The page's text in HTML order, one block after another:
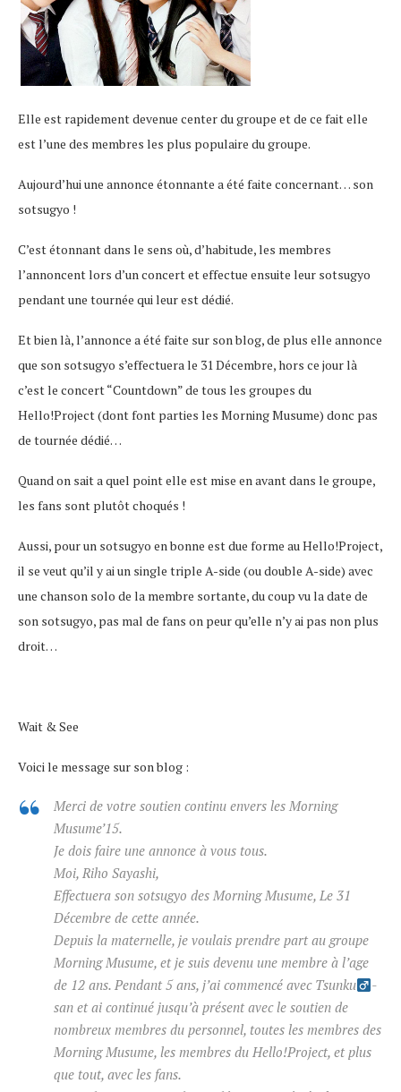
Elle est rapidement devenue center du groupe et de ce fait elle
est l’une des membres les plus populaire du groupe.
Aujourd’hui une annonce étonnante a été faite concernant… son
sotsugyo !
C’est étonnant dans le sens où, d’habitude, les membres
l’annoncent lors d’un concert et effectue ensuite leur sotsugyo
pendant une tournée qui leur est dédié.
Et bien là, l’annonce a été faite sur son blog, de plus elle annonce
que son sotsugyo s’effectuera le 31 Décembre, hors ce jour là
c’est le concert “Countdown” de tous les groupes du
Hello!Project (dont font parties les Morning Musume) donc pas
de tournée dédié…
Quand on sait a quel point elle est mise en avant dans le groupe,
les fans sont plutôt choqués !
Aussi, pour un sotsugyo en bonne est due forme au Hello!Project,
il se veut qu’il y ai un single triple A-side (ou double A-side) avec
une chanson solo de la membre sortante, du coup vu la date de
son sotsugyo, pas mal de fans on peur qu’elle n’y ai pas non plus
droit…
Wait & See
Voici le message sur son blog :
Merci de votre soutien continu envers les Morning
Musume’15.
Je dois faire une annonce à vous tous.
Moi, Riho Sayashi,
Effectuera son sotsugyo des Morning Musume, Le 31
Décembre de cette année.
Depuis la maternelle, je voulais prendre part au groupe
Morning Musume, et je suis devenu une membre à l’age
de 12 ans. Pendant 5 ans, j’ai commencé avec Tsunku
-
san et ai continué jusqu’à présent avec le soutien de
nombreux membres du personnel, toutes les membres des
Morning Musume, les membres du Hello!Project, et plus
que tout, avec les fans.